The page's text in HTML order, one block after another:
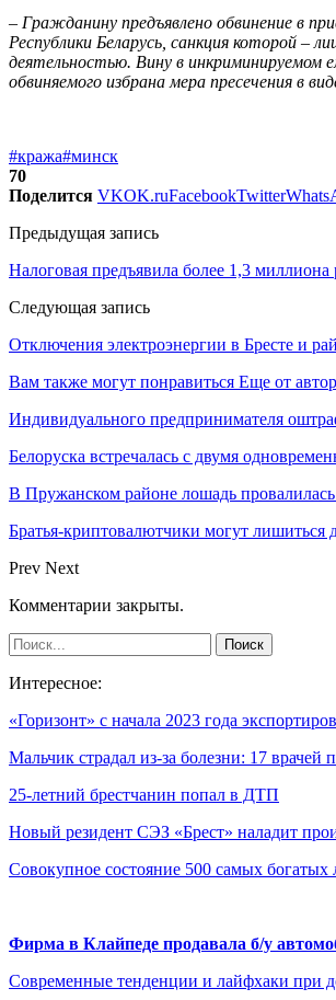
– Гражданину предъявлено обвинение в
Республики Беларусь, санкция которой –
деятельностью. Вину в инкриминируемом
обвиняемого избрана мера пресечения в
#кража#минск
70
Поделится VKOK.ruFacebookTwitter
Предыдущая запись
Налоговая предъявила более 1,3
Следующая запись
Отключения электроэнергии в Бресте и
Вам также могут понравиться Еще от
Индивидуального предпринимателя
Белоруска встречалась с двумя
В Пружанском районе лошадь
Братья-криптовалютчики могут лишиться
Prev Next
Комментарии закрыты.
Интересное:
«Горизонт» с начала 2023 года
Мальчик страдал из-за болезни: 17 врачей
25-летний брестчанин попал в ДТП
Новый резидент СЭЗ «Брест» наладит
Совокупное состояние 500 самых
Фирма в Клайпеде продавала б/у
Современные тенденции и лайфхаки при